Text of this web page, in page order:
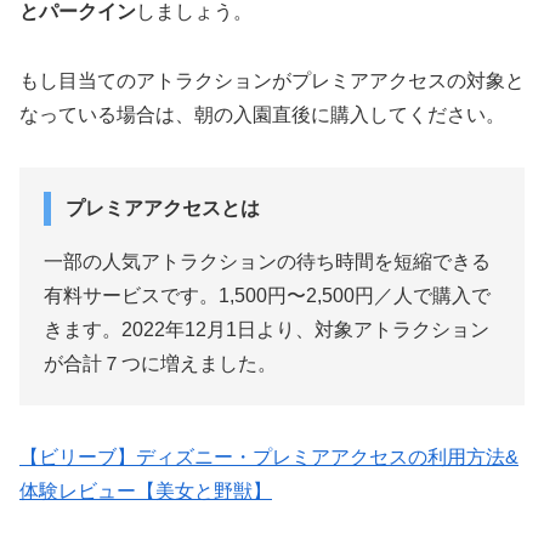
とパークインしましょう。
もし目当てのアトラクションがプレミアアクセスの対象と
なっている場合は、朝の入園直後に購入してください。
プレミアアクセスとは
一部の人気アトラクションの待ち時間を短縮できる
有料サービスです。1,500円〜2,500円／人で購入で
きます。2022年12月1日より、対象アトラクション
が合計７つに増えました。
【ビリーブ】ディズニー・プレミアアクセスの利用方法&
体験レビュー【美女と野獣】